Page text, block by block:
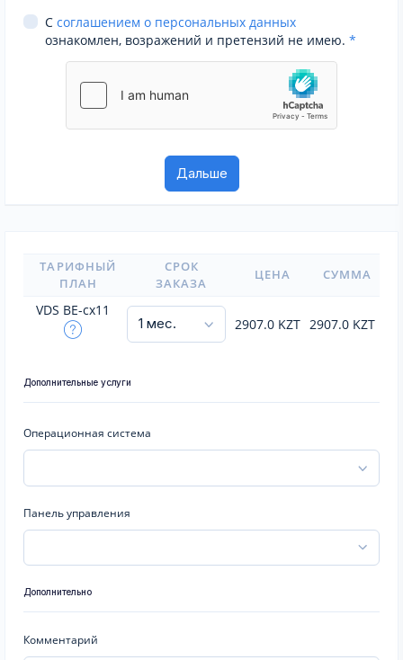
С соглашением о персональных данных
ознакомлен, возражений и претензий не имею. *
ТАРИФНЫЙ
ПЛАН
СРОК
ЗАКАЗА
ЦЕНА СУММА
VDS BE-cx11
2907.0 KZT 2907.0 KZT
Дополнительные услуги
Операционная система
Панель управления
Дополнительно
Комментарий